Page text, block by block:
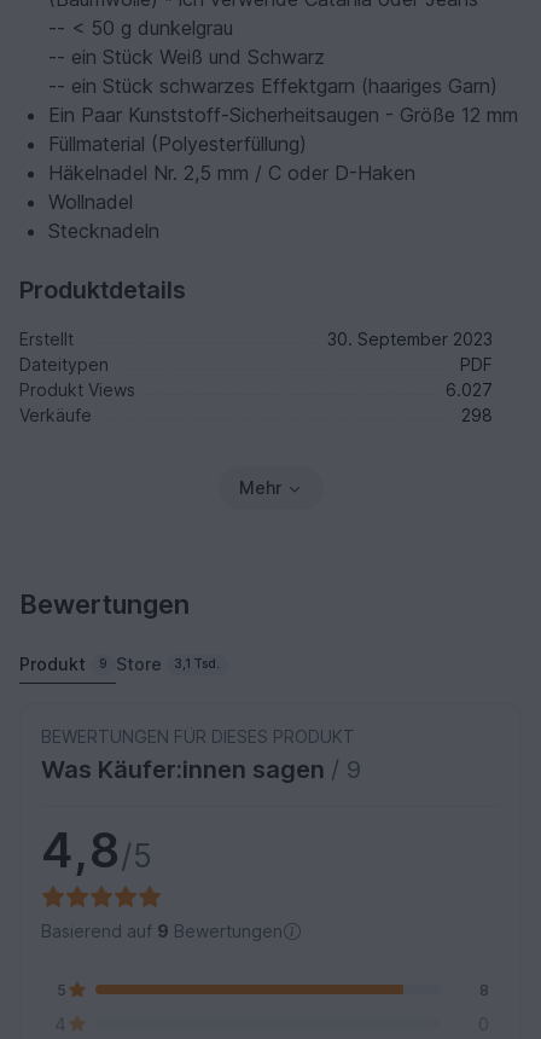
-- < 50 g dunkelgrau
-- ein Stück Weiß und Schwarz
-- ein Stück schwarzes Effektgarn (haariges Garn)
Ein Paar Kunststoff-Sicherheitsaugen - Größe 12 mm
Füllmaterial (Polyesterfüllung)
Häkelnadel Nr. 2,5 mm / C oder D-Haken
Wollnadel
Stecknadeln
Produktdetails
Erstellt
30. September 2023
Dateitypen
PDF
Produkt Views
6.027
Verkäufe
298
Mehr
Bewertungen
Produkt 9 Store 3,1 Tsd.
BEWERTUNGEN FÜR DIESES PRODUKT
Was Käufer:innen sagen / 9
4,8/5
Basierend auf 9 Bewertungen
5 8
4 0